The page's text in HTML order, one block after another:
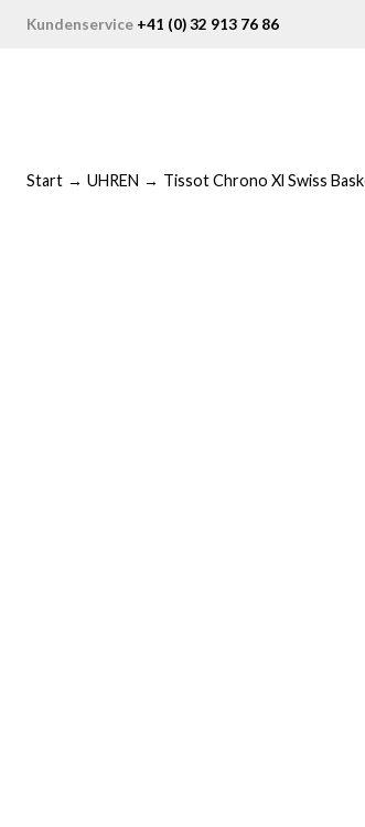
Kundenservice +41 (0) 32 913 76 86
Start → UHREN → Tissot Chrono Xl Swiss